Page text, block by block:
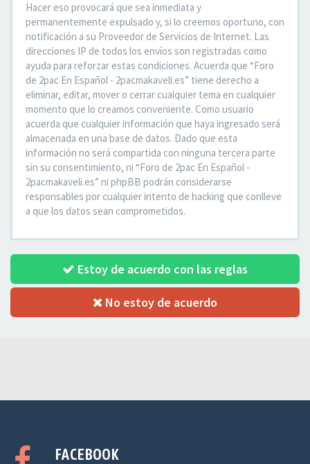
Hacer eso provocará que sea inmediata y
permanentemente expulsado y, si lo creemos oportuno, con
notificación a su Proveedor de Servicios de Internet. Las
direcciones IP de todos los envíos son registradas como
ayuda para reforzar estas condiciones. Acuerda que “Foro
de 2pac En Español - 2pacmakaveli.es” tiene derecho a
eliminar, editar, mover o cerrar cualquier tema en cualquier
momento que lo creamos conveniente. Como usuario
acuerda que cualquier información que haya ingresado será
almacenada en una base de datos. Dado que esta
información no será compartida con ninguna tercera parte
sin su consentimiento, ni “Foro de 2pac En Español -
2pacmakaveli.es” ni phpBB podrán considerarse
responsables por cualquier intento de hacking que conlleve
a que los datos sean comprometidos.
Estoy de acuerdo con las reglas
No estoy de acuerdo
FACEBOOK